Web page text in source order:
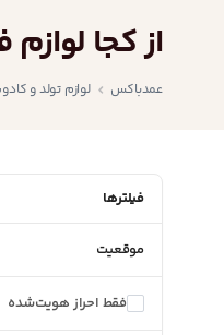
از کجا
عمدباکس لوازم تولد و
فیلترها
موقعیت
فقط احراز هویت‌شده